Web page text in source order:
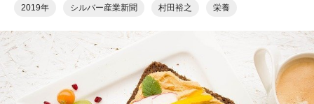
2019年 シルバー産業新聞 村田裕之 栄養